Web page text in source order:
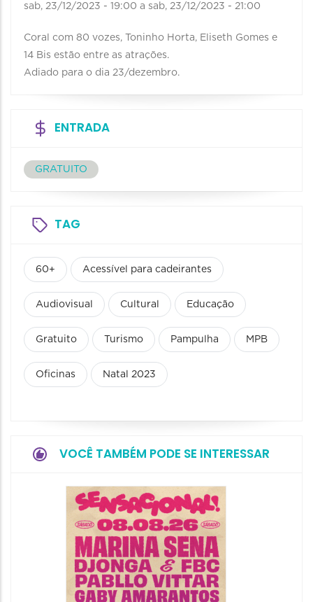
sab, 23/12/2023 - 19:00 a sab, 23/12/2023 - 21:00
Coral com 80 vozes, Toninho Horta, Eliseth Gomes e
14 Bis estão entre as atrações.
Adiado para o dia 23/dezembro.
ENTRADA
GRATUITO
TAG
60+ Acessível para cadeirantes
Audiovisual Cultural Educação
Gratuito Turismo Pampulha MPB
Oficinas Natal 2023
VOCÊ TAMBÉM PODE SE INTERESSAR